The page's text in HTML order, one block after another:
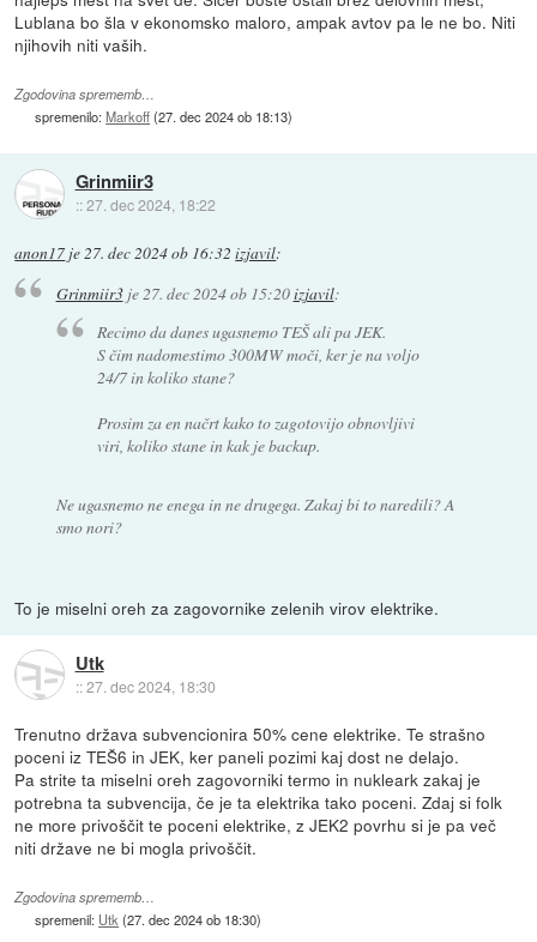
Lublana bo šla v ekonomsko maloro, ampak avtov pa le ne bo. Niti
njihovih niti vaših.
Zgodovina sprememb…
spremenilo:Markoff(27. dec 2024 ob 18:13)
Grinmiir3
::27. dec 2024, 18:22
anon17 je27. dec 2024 ob 16:32 izjavil:
Grinmiir3je 27. dec 2024 ob 15:20izjavil:
Recimo da danes ugasnemo TEŠ ali pa JEK.
S čim nadomestimo 300MW moči, ker je na voljo
24/7 in koliko stane?
Prosim za en načrt kako to zagotovijo obnovljivi
viri, koliko stane in kak je backup.
Ne ugasnemo ne enega in ne drugega. Zakaj bi to naredili? A
smo nori?
To je miselni oreh za zagovornike zelenih virov elektrike.
Utk
::27. dec 2024, 18:30
Trenutno država subvencionira 50% cene elektrike. Te strašno
poceni iz TEŠ6 in JEK, ker paneli pozimi kaj dost ne delajo.
Pa strite ta miselni oreh zagovorniki termo in nukleark zakaj je
potrebna ta subvencija, če je ta elektrika tako poceni. Zdaj si folk
ne more privoščit te poceni elektrike, z JEK2 povrhu si je pa več
niti države ne bi mogla privoščit.
Zgodovina sprememb…
spremenil: Utk(27. dec 2024 ob 18:30)